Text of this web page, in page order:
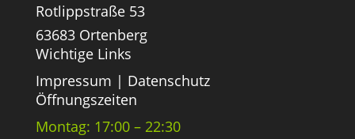
Rotlippstraße 53
63683 Ortenberg
Wichtige Links
Impressum | Datenschutz
Öffnungszeiten
Montag: 17:00 – 22:30